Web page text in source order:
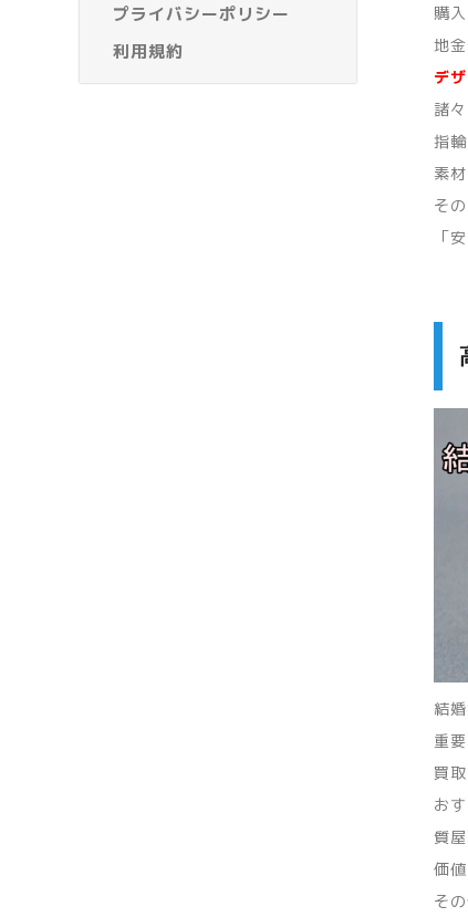
プライバシーポリシー
利用規約
購
地
デ
諸
指
素
そ
「
結
重
買
お
質
価
そ